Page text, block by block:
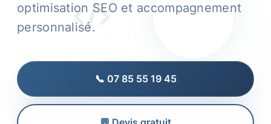
optimisation SEO et accompagnement
personnalisé.
📞 07 85 55 19 45